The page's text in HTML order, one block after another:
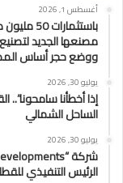
أغسطس 1, 2026
ووضع حجر أساس
يوليو 30, 2026
إذا أخطأنا سامحونا”..
الساحل الشمالي
يوليو 30, 2026
الرئيس التنفيذي